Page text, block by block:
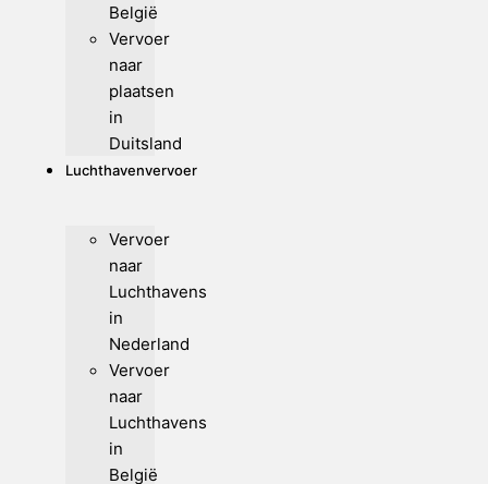
België
Vervoer
naar
plaatsen
in
Duitsland
Luchthavenvervoer
Vervoer
naar
Luchthavens
in
Nederland
Vervoer
naar
Luchthavens
in
België